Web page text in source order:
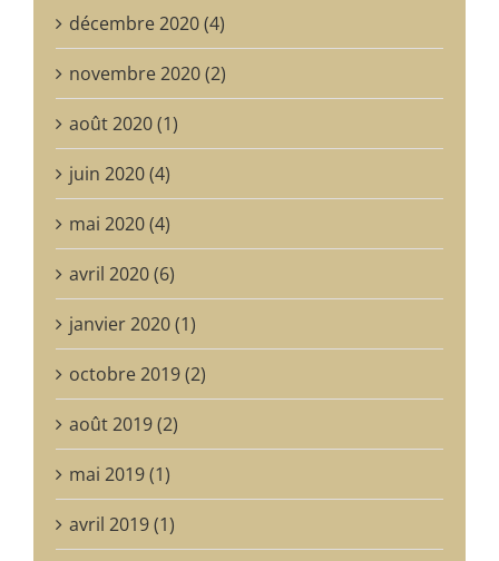
décembre 2020 (4)
novembre 2020 (2)
août 2020 (1)
juin 2020 (4)
mai 2020 (4)
avril 2020 (6)
janvier 2020 (1)
octobre 2019 (2)
août 2019 (2)
mai 2019 (1)
avril 2019 (1)